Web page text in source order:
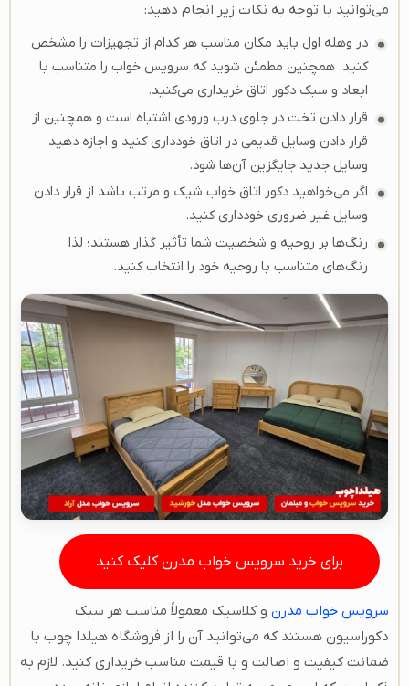
می‌توانید با توجه به نکات زیر انجام دهید:
در وهله اول باید مکان مناسب هر کدام از تجهیزات را مشخص
کنید. همچنین مطمئن شوید که سرویس خواب را متناسب با
ابعاد و سبک دکور اتاق خریداری می‌کنید.
قرار دادن تخت در جلوی درب ورودی اشتباه است و همچنین از
قرار دادن وسایل قدیمی در اتاق خودداری کنید و اجازه دهید
وسایل جدید جایگزین آن‌ها شود.
اگر می‌خواهید دکور اتاق خواب شیک و مرتب باشد از قرار دادن
وسایل غیر ضروری خودداری کنید.
رنگ‌ها بر روحیه و شخصیت شما تأثیر گذار هستند؛ لذا
رنگ‌های متناسب با روحیه خود را انتخاب کنید.
برای خرید سرویس خواب مدرن کلیک کنید
سرویس خواب مدرن و کلاسیک معمولاً مناسب هر سبک
دکوراسیون هستند که می‌توانید آن را از فروشگاه هیلدا چوب با
ضمانت کیفیت و اصالت و با قیمت مناسب خریداری کنید. لازم به